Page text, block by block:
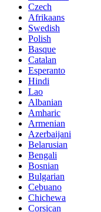
Czech
Afrikaans
Swedish
Polish
Basque
Catalan
Esperanto
Hindi
Lao
Albanian
Amharic
Armenian
Azerbaijani
Belarusian
Bengali
Bosnian
Bulgarian
Cebuano
Chichewa
Corsican